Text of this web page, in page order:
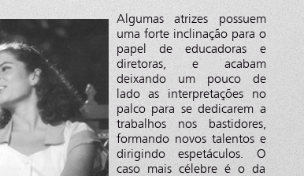
Algumas atrizes possuem
uma forte inclinação para o
papel de educadoras e
diretoras, e acabam
deixando um pouco de
lado as interpretações no
palco para se dedicarem a
trabalhos nos bastidores,
formando novos talentos e
dirigindo espetáculos. O
caso mais célebre é o da